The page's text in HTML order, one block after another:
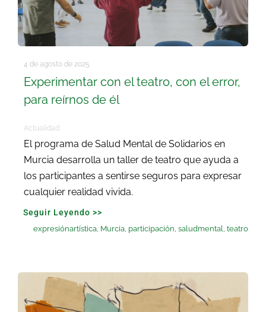
4 de agosto de 2025
Experimentar con el teatro, con el error,
para reírnos de él
Actualidad
El programa de Salud Mental de Solidarios en
Murcia desarrolla un taller de teatro que ayuda a
los participantes a sentirse seguros para expresar
cualquier realidad vivida.
Seguir Leyendo >>
expresiónartística, Murcia, participación,saludmental,teatro